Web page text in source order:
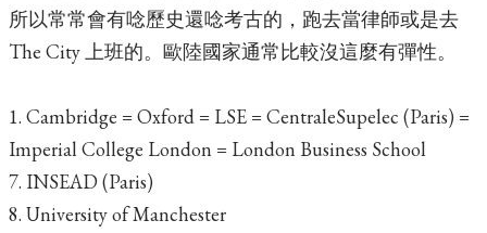
所以常常會有唸歷史還唸考古的，跑去當律師或是去
The City 上班的。歐陸國家通常比較沒這麼有彈性。
1. Cambridge = Oxford = LSE = CentraleSupelec (Paris) =
Imperial College London = London Business School
7. INSEAD (Paris)
8. University of Manchester